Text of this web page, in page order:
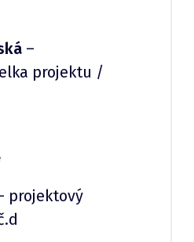
–
projektu /
projektový